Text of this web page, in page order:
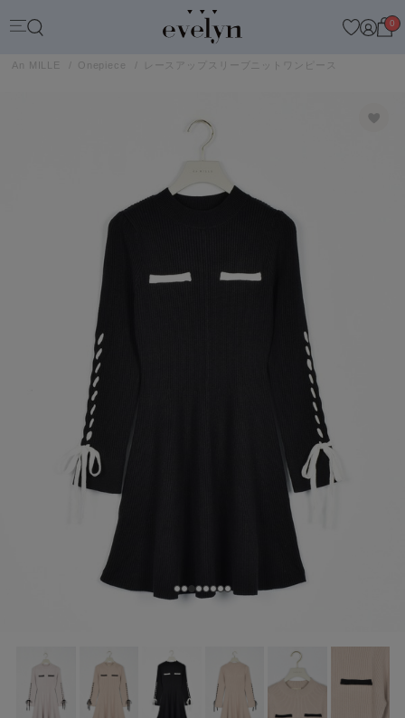
0
An MILLE Onepiece レースアップスリーブニットワンピース